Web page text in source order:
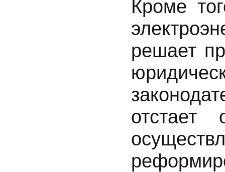
Кроме
решает
отстает